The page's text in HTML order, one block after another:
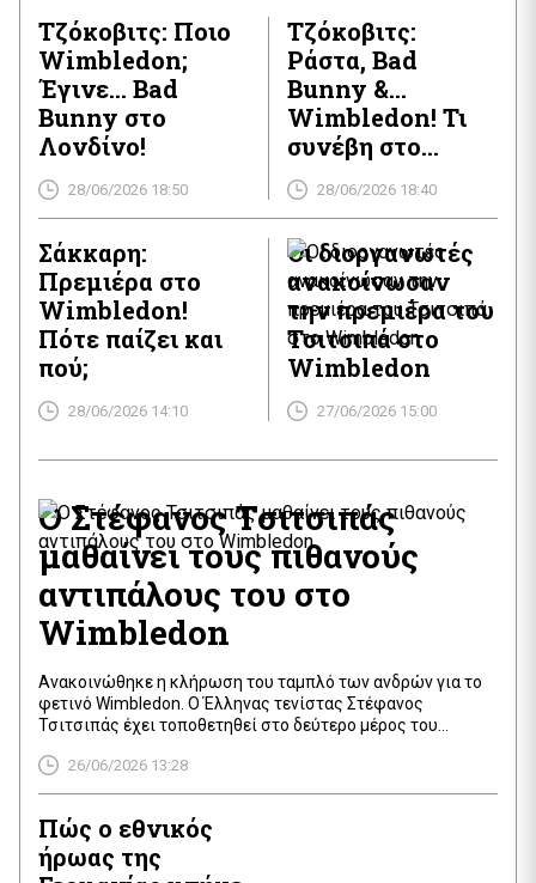
Τζόκοβιτς: Ποιο
Wimbledon;
Έγινε… Bad
Bunny στο
Λονδίνο!
28/06/2026 18:50
Τζόκοβιτς:
Ράστα, Bad
Bunny &…
Wimbledon! Τι
συνέβη στο
Λονδίνο;
28/06/2026 18:40
Σάκκαρη:
Πρεμιέρα στο
Wimbledon!
Πότε παίζει και
πού;
28/06/2026 14:10
Οι διοργανωτές
ανακοίνωσαν
την πρεμιέρα του
Τσιτσιπά στο
Wimbledon
27/06/2026 15:00
Ο Στέφανος Τσιτσιπάς
μαθαίνει τους πιθανούς
αντιπάλους του στο
Wimbledon
Ανακοινώθηκε η κλήρωση του ταμπλό των ανδρών για το
φετινό Wimbledon. Ο Έλληνας τενίστας Στέφανος
Τσιτσιπάς έχει τοποθετηθεί στο δεύτερο μέρος του
και ο Φελίξ Οζέρ-Αλιασίμ. Στην πρεμιέρα του, ο Τσιτσιπάς
θα αντιμετωπίσει τον Ουγκό Γκαστόν, έναν αντίπαλο που
από τον […]
26/06/2026 13:28
Πώς ο εθνικός
ήρωας της